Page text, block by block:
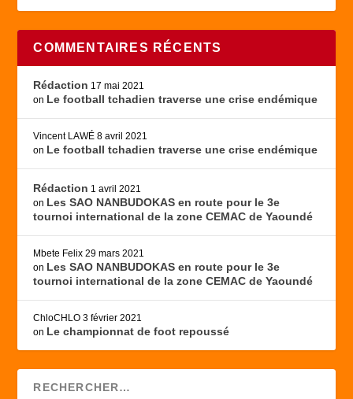
COMMENTAIRES RÉCENTS
Rédaction 17 mai 2021
on Le football tchadien traverse une crise endémique
Vincent LAWÉ 8 avril 2021
on Le football tchadien traverse une crise endémique
Rédaction 1 avril 2021
on Les SAO NANBUDOKAS en route pour le 3e
tournoi international de la zone CEMAC de Yaoundé
Mbete Felix 29 mars 2021
on Les SAO NANBUDOKAS en route pour le 3e
tournoi international de la zone CEMAC de Yaoundé
ChloCHLO 3 février 2021
on Le championnat de foot repoussé